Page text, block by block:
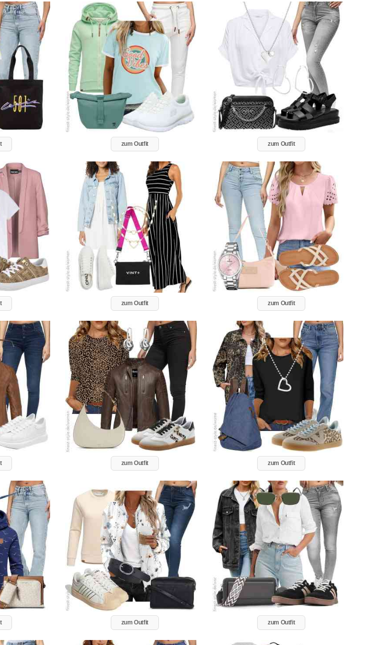
zum Outfit zum Outfit
zum Outfit zum Outfit
zum Outfit zum Outfit
zum Outfit zum Outfit